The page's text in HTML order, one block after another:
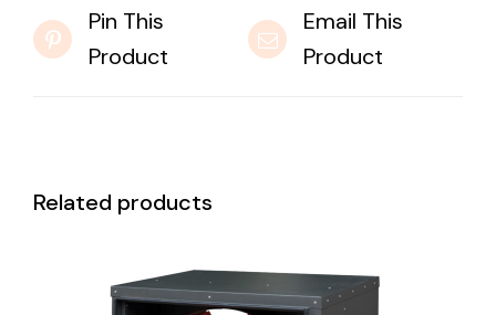
Pin This
Product
Email This
Product
Related products